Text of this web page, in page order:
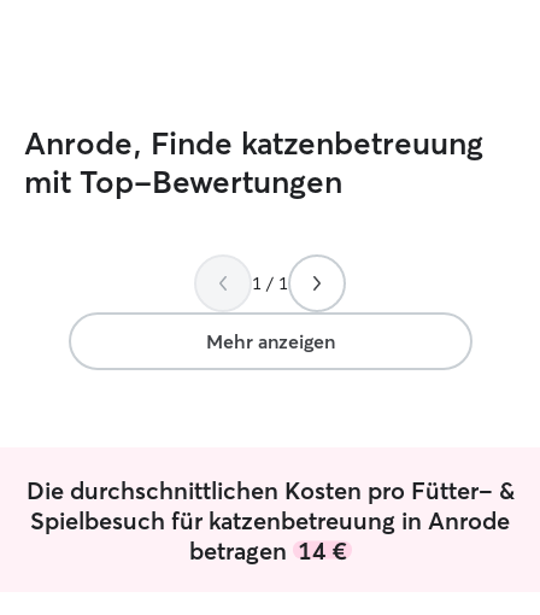
Anrode, Finde katzenbetreuung
mit Top-Bewertungen
1 / 1
Mehr anzeigen
Die durchschnittlichen Kosten pro Fütter- &
Spielbesuch für katzenbetreuung in Anrode
betragen 14 €